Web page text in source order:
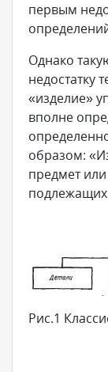
первым
Однако
недостатку
«изделие»
вполне
образом:
предмет
подлежащих
Рис.1